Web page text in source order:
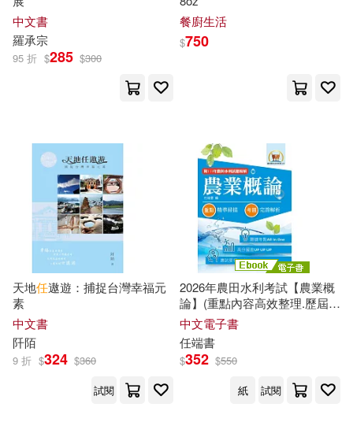
臺灣銀行經濟研究處(30)
審判庭(29)
弄玉(29) 本書編輯部(29)
王惠松(29)
紫狂(29)
MAXING(28) 丁永康(28)
任乃鑫(28)
東南大學出版社(242)
中國計量出版社(236)
北京科學技術出版社(229)
墨刻(228)
中國華僑出版社(227)
中國中醫藥出版社(223)
中文書
羅承宗
95 折 $285 $300
餐廚生活
$750
天地任遨遊：捕捉台灣幸福元
素
中文書
阡陌
9 折 $324 $360
試閱
2026年農田水利考試【農業概
論】(重點內容高效整理.歷屆題
庫高分精析.附113年最新試題
精解)(6版) (電子書)
中文電子書
任端書
$352 $550
紙
試閱